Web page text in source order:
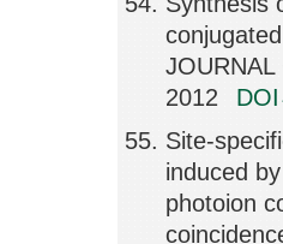
2012
Site-
induced
photoion